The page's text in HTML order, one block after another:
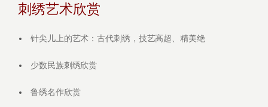
刺绣艺术欣赏
针尖儿上的艺术：古代刺绣，技艺高超、精美绝
少数民族刺绣欣赏
鲁绣名作欣赏